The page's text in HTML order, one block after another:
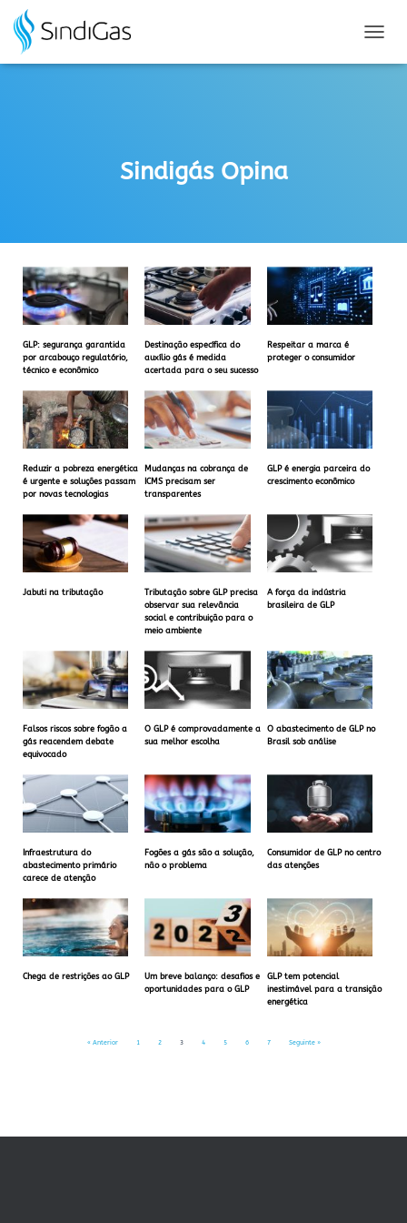
for:
L
Sindigás Opina
GLP: segurança garantida
por arcabouço regulatório,
técnico e econômico
Destinação específica do
auxílio gás é medida
acertada para o seu sucesso
Respeitar a marca é
proteger o consumidor
Reduzir a pobreza energética
é urgente e soluções passam
por novas tecnologias
Mudanças na cobrança de
ICMS precisam ser
transparentes
GLP é energia parceira do
crescimento econômico
Jabuti na tributação
Tributação sobre GLP precisa
observar sua relevância
social e contribuição para o
meio ambiente
A força da indústria
brasileira de GLP
Falsos riscos sobre fogão a
gás reacendem debate
equivocado
O GLP é comprovadamente a
sua melhor escolha
O abastecimento de GLP no
Brasil sob análise
Infraestrutura do
abastecimento primário
carece de atenção
Fogões a gás são a solução,
não o problema
Consumidor de GLP no centro
das atenções
Chega de restrições ao GLP
Um breve balanço: desafios e
oportunidades para o GLP
GLP tem potencial
inestimável para a transição
energética
« Anterior 1 2 3 4 5 6 7 Seguinte »